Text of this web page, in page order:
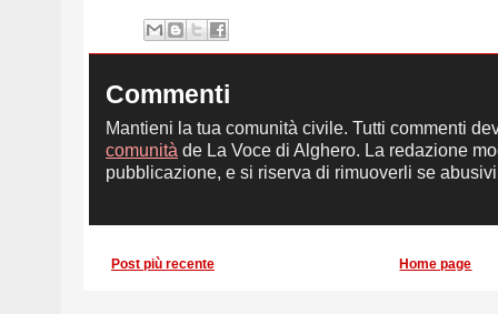
Commenti
Mantieni la tua comunità civile. Tutti commenti
comunità de La Voce di Alghero. La redazione
pubblicazione, e si riserva di rimuoverli se
Post più recente Home page